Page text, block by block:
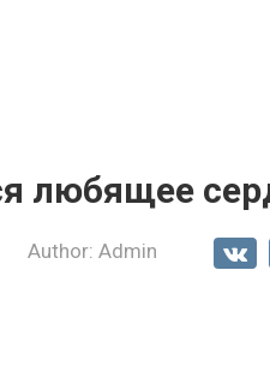
любящее
Author: Admin